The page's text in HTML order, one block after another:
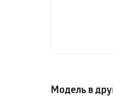
Модель в